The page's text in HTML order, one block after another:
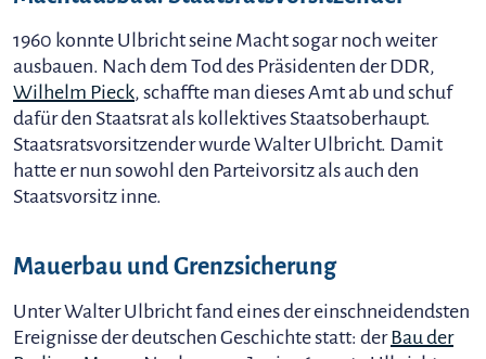
1960 konnte Ulbricht seine Macht sogar noch weiter
ausbauen. Nach dem Tod des Präsidenten der DDR,
Wilhelm Pieck, schaffte man dieses Amt ab und schuf
dafür den Staatsrat als kollektives Staatsoberhaupt.
Staatsratsvorsitzender wurde Walter Ulbricht. Damit
hatte er nun sowohl den Parteivorsitz als auch den
Staatsvorsitz inne.
Mauerbau und Grenzsicherung
Unter Walter Ulbricht fand eines der einschneidendsten
Ereignisse der deutschen Geschichte statt: derBau der